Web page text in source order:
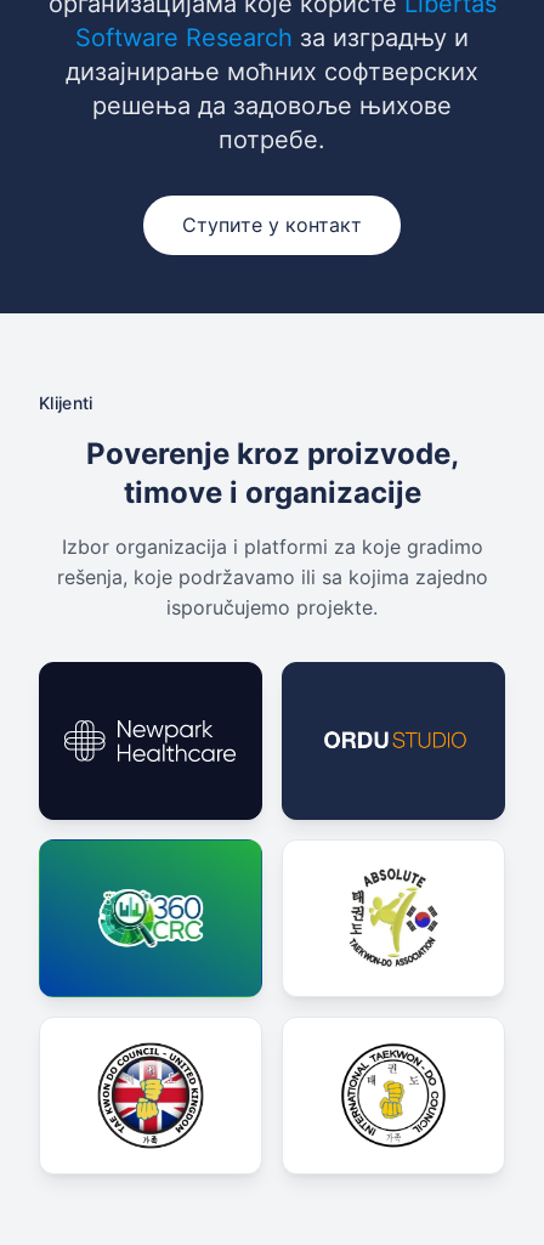
Software Research за изградњу и
дизајнирање моћних софтверских
решења да задовоље њихове
потребе.
Ступите у контакт
Klijenti
Poverenje kroz proizvode,
timove i organizacije
Izbor organizacija i platformi za koje gradimo
rešenja, koje podržavamo ili sa kojima zajedno
isporučujemo projekte.